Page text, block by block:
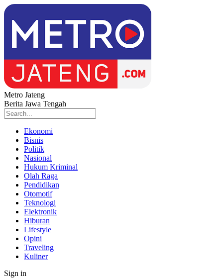
Metro Jateng
Berita Jawa Tengah
Ekonomi
Bisnis
Politik
Nasional
Hukum Kriminal
Olah Raga
Pendidikan
Otomotif
Teknologi
Elektronik
Hiburan
Lifestyle
Opini
Traveling
Kuliner
Sign in